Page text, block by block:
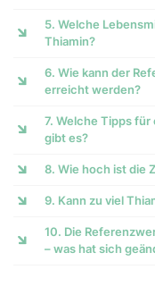
5. Welche
Thiamin?
6. Wie kann der
erreicht werden?
7. Welche Tipps
gibt es?
8. Wie hoch ist die
9. Kann zu viel
10. Die
– was hat sich